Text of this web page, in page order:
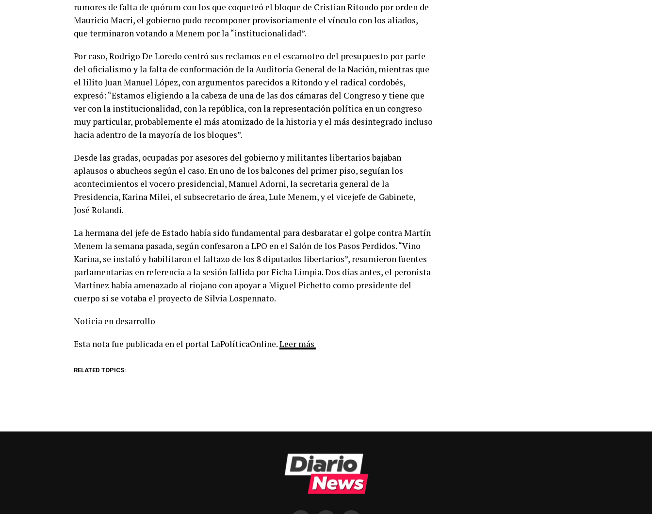
rumores de falta de quórum con los que coqueteó el bloque de Cristian Ritondo por orden de
Mauricio Macri, el gobierno pudo recomponer provisoriamente el vínculo con los aliados,
que terminaron votando a Menem por la “institucionalidad”.
Por caso, Rodrigo De Loredo centró sus reclamos en el escamoteo del presupuesto por parte
del oficialismo y la falta de conformación de la Auditoría General de la Nación, mientras que
el lilito Juan Manuel López, con argumentos parecidos a Ritondo y el radical cordobés,
expresó: “Estamos eligiendo a la cabeza de una de las dos cámaras del Congreso y tiene que
ver con la institucionalidad, con la república, con la representación política en un congreso
muy particular, probablemente el más atomizado de la historia y el más desintegrado incluso
hacia adentro de la mayoría de los bloques”.
Desde las gradas, ocupadas por asesores del gobierno y militantes libertarios bajaban
aplausos o abucheos según el caso. En uno de los balcones del primer piso, seguían los
acontecimientos el vocero presidencial, Manuel Adorni, la secretaria general de la
Presidencia, Karina Milei, el subsecretario de área, Lule Menem, y el vicejefe de Gabinete,
José Rolandi.
La hermana del jefe de Estado había sido fundamental para desbaratar el golpe contra Martín
Menem la semana pasada, según confesaron a LPO en el Salón de los Pasos Perdidos. “Vino
Karina, se instaló y habilitaron el faltazo de los 8 diputados libertarios”, resumieron fuentes
parlamentarias en referencia a la sesión fallida por Ficha Limpia. Dos días antes, el peronista
Martínez había amenazado al riojano con apoyar a Miguel Pichetto como presidente del
cuerpo si se votaba el proyecto de Silvia Lospennato.
Noticia en desarrollo
Esta nota fue publicada en el portal LaPolíticaOnline.Leer más
RELATED TOPICS: